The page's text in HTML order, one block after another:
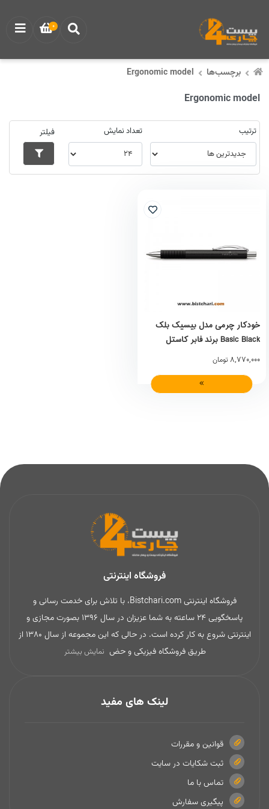
برچسب‌ها Ergonomic model
Ergonomic model
ترتیب تعداد نمایش فیلتر
خودکار چرمی مدل بیسیک بلک
Basic Black برند فابر کاستل
Faber Castell
8,770,000 تومان
فروشگاه اینترنتی
فروشگاه اینترنتی Bistchari.com، با تلاش برای خدمت رسانی و
پاسخگویی 24 ساعته به شما عزیزان در سال 1396 بصورت مجازی و
اینترنتی شروع به کار کرده است. در حالی که این مجموعه از سال 1380 از
طریق فروشگاه فیزیکی و حض نمایش بیشتر
لینک های مفید
قوانین و مقررات
ثبت شکایات در سایت
تماس با ما
پیگیری سفارش
0